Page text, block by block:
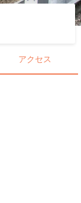
アクセス